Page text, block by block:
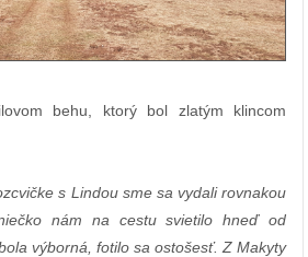
behu, ktorý bol zlatým klincom
s Lindou sme sa vydali rovnakou
nám na cestu svietilo hneď od
výborná, fotilo sa ostošesť. Z Makyty